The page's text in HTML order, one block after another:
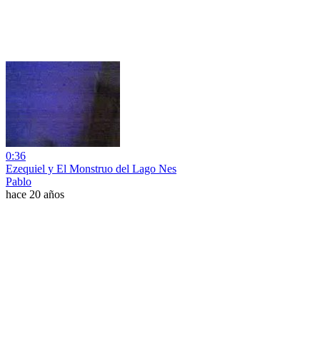
0:36
Ezequiel y El Monstruo del Lago Nes
Pablo
hace 20 años